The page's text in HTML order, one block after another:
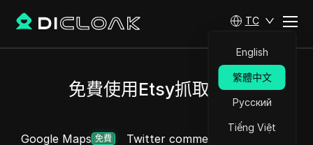
TC
English
繁體中文
Русский
Tiếng Việt
免費使用Etsy抓取工具
Google Maps 免費 Twitter comment